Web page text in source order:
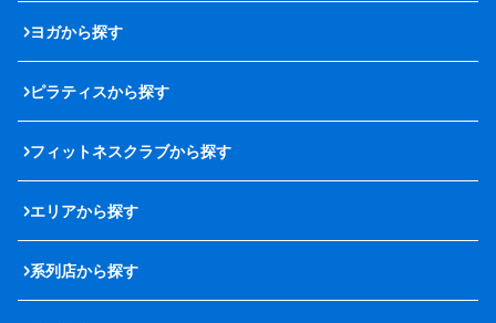
ヨガから探す
ピラティスから探す
フィットネスクラブから探す
エリアから探す
系列店から探す